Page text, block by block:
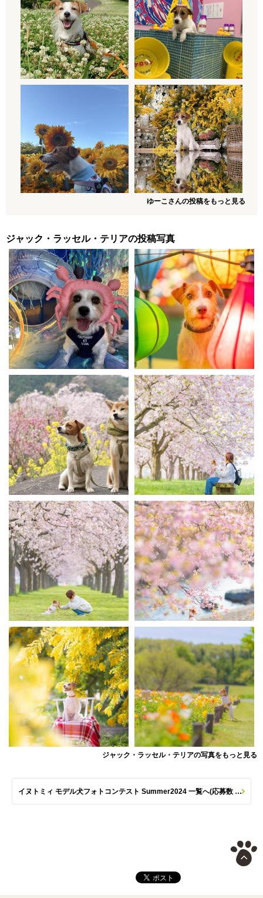
ゆーこさんの投稿をもっと見る
ジャック・ラッセル・テリアの投稿写真
ジャック・ラッセル・テリアの写真をもっと見る
イヌトミィ モデル犬フォトコンテスト Summer2024 一覧へ(応募数 259枚)